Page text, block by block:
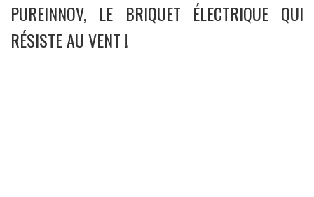
PUREINNOV, LE BRIQUET ÉLECTRIQUE QUI
RÉSISTE AU VENT !